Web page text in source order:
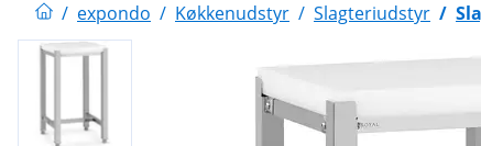
/ expondo / Køkkenudstyr / Slagteriudstyr /